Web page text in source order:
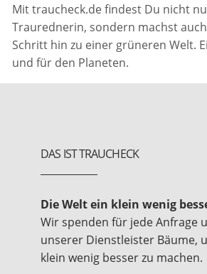
Mit traucheck.de findest Du nicht
Traurednerin, sondern machst
Schritt hin zu einer grüneren Welt.
und für den Planeten.
DAS IST TRAUCHECK
Die Welt ein klein wenig
Wir spenden für jede Anfrage
unserer Dienstleister Bäume,
klein wenig besser zu machen.